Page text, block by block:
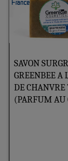
SAVON
GREENBEE A
DE CHANVRE
(PARFUM AU